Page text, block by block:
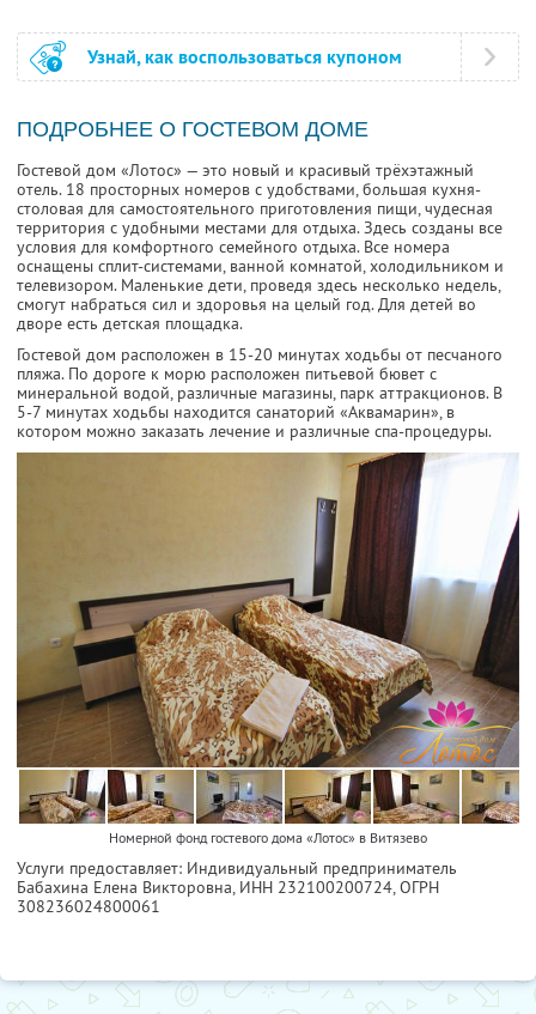
Узнай, как воспользоваться купоном
ПОДРОБНЕЕ О ГОСТЕВОМ ДОМЕ
Гостевой дом «Лотос» — это новый и красивый трёхэтажный
отель. 18 просторных номеров с удобствами, большая кухня-
столовая для самостоятельного приготовления пищи, чудесная
территория с удобными местами для отдыха. Здесь созданы все
условия для комфортного семейного отдыха. Все номера
оснащены сплит-системами, ванной комнатой, холодильником и
телевизором. Маленькие дети, проведя здесь несколько недель,
смогут набраться сил и здоровья на целый год. Для детей во
дворе есть детская площадка.
Гостевой дом расположен в 15-20 минутах ходьбы от песчаного
пляжа. По дороге к морю расположен питьевой бювет с
минеральной водой, различные магазины, парк аттракционов. В
5-7 минутах ходьбы находится санаторий «Аквамарин», в
котором можно заказать лечение и различные спа-процедуры.
Номерной фонд гостевого дома «Лотос» в Витязево
Услуги предоставляет: Индивидуальный предприниматель
Бабахина Елена Викторовна, ИНН 232100200724, ОГРН
308236024800061